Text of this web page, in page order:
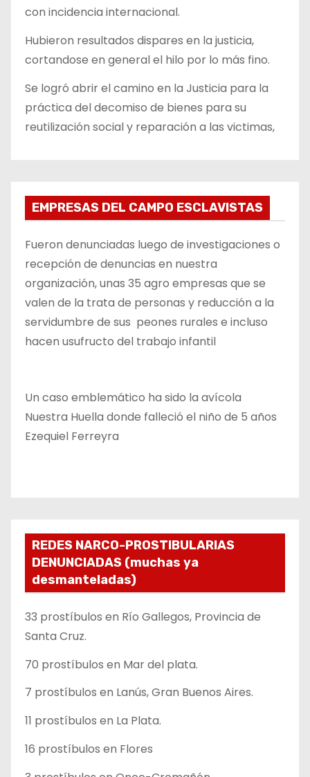
con incidencia internacional.
Hubieron resultados dispares en la justicia,
cortandose en general el hilo por lo más fino.
Se logró abrir el camino en la Justicia para la
práctica del decomiso de bienes para su
reutilización social y reparación a las victimas,
EMPRESAS DEL CAMPO ESCLAVISTAS
Fueron denunciadas luego de investigaciones o
recepción de denuncias en nuestra
organización, unas 35 agro empresas que se
valen de la trata de personas y reducción a la
servidumbre de sus peones rurales e incluso
hacen usufructo del trabajo infantil
Un caso emblemático ha sido la avícola
Nuestra Huella donde falleció el niño de 5 años
Ezequiel Ferreyra
REDES NARCO-PROSTIBULARIAS
DENUNCIADAS (muchas ya
desmanteladas)
33 prostíbulos en Río Gallegos, Provincia de
Santa Cruz.
70 prostíbulos en Mar del plata.
7 prostíbulos en Lanús, Gran Buenos Aires.
11 prostíbulos en La Plata.
16 prostíbulos en Flores